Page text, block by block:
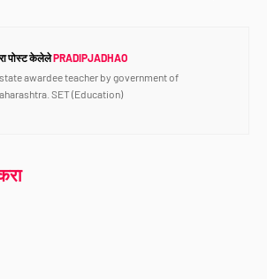
पोस्ट केलेलेPRADIPJADHAO
awardee teacher by government of
SET (Education)